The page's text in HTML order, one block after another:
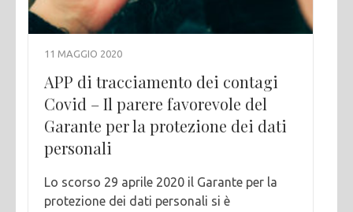
11 MAGGIO 2020
APP di tracciamento dei contagi
Covid – Il parere favorevole del
Garante per la protezione dei dati
personali
Lo scorso 29 aprile 2020 il Garante per la
protezione dei dati personali si è